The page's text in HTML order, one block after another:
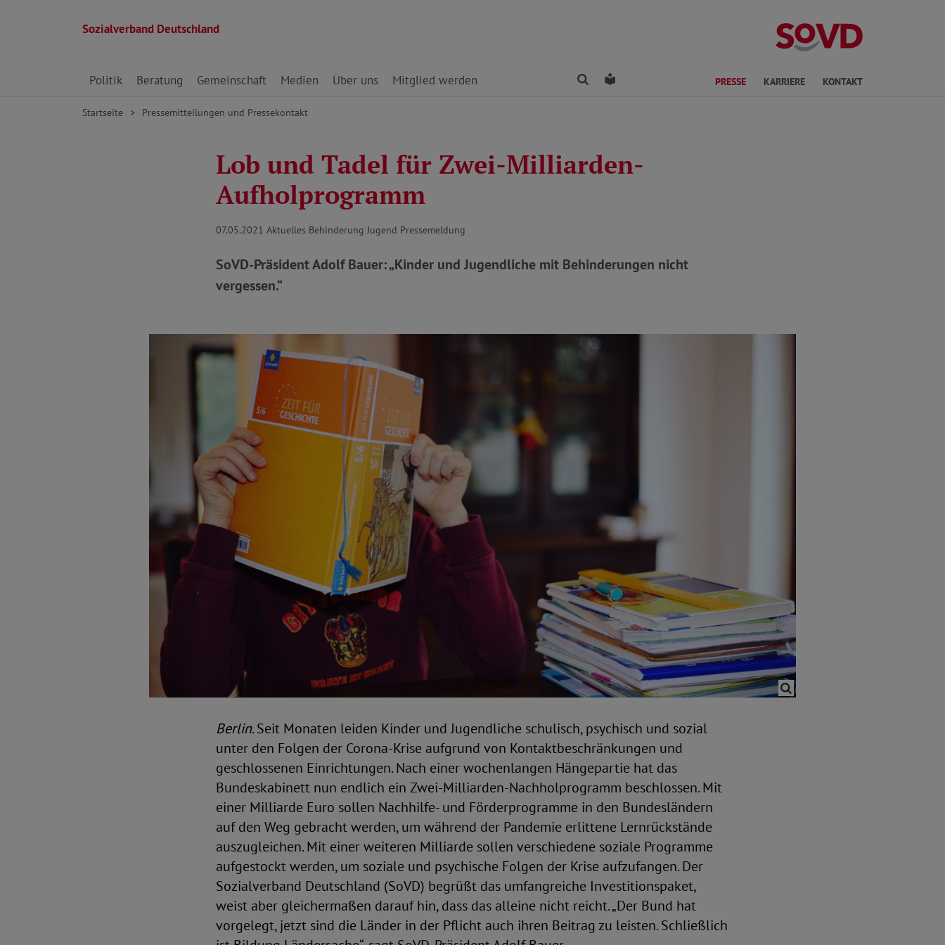
Sozialverband Deutschland
Direkt zu den Inhalten springen
Politik Beratung Gemeinschaft Medien Über uns Mitglied werden FindenLeichte Sprache PRESSE KARRIERE KONTAKT
Startseite Pressemitteilungen und Pressekontakt
Lob und Tadel für Zwei-Milliarden-
Aufholprogramm
07.05.2021 Aktuelles Behinderung Jugend Pressemeldung
SoVD-Präsident Adolf Bauer: „Kinder und Jugendliche mit Behinderungen nicht
vergessen.“
Berlin. Seit Monaten leiden Kinder und Jugendliche schulisch, psychisch und sozial
unter den Folgen der Corona-Krise aufgrund von Kontaktbeschränkungen und
geschlossenen Einrichtungen. Nach einer wochenlangen Hängepartie hat das
Bundeskabinett nun endlich ein Zwei-Milliarden-Nachholprogramm beschlossen. Mit
einer Milliarde Euro sollen Nachhilfe- und Förderprogramme in den Bundesländern
auf den Weg gebracht werden, um während der Pandemie erlittene Lernrückstände
auszugleichen. Mit einer weiteren Milliarde sollen verschiedene soziale Programme
aufgestockt werden, um soziale und psychische Folgen der Krise aufzufangen. Der
Sozialverband Deutschland (SoVD) begrüßt das umfangreiche Investitionspaket,
weist aber gleichermaßen darauf hin, dass das alleine nicht reicht. „Der Bund hat
vorgelegt, jetzt sind die Länder in der Pflicht auch ihren Beitrag zu leisten. Schließlich